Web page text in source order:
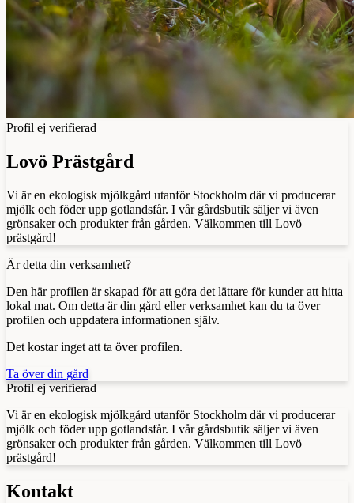
Profil ej verifierad
Lovö Prästgård
Vi är en ekologisk mjölkgård utanför Stockholm där vi producerar
mjölk och föder upp gotlandsfår. I vår gårdsbutik säljer vi även
grönsaker och produkter från gården. Välkommen till Lovö
prästgård!
Är detta din verksamhet?
Den här profilen är skapad för att göra det lättare för kunder att hitta
lokal mat. Om detta är din gård eller verksamhet kan du ta över
profilen och uppdatera informationen själv.
Det kostar inget att ta över profilen.
Ta över din gård
Profil ej verifierad
Vi är en ekologisk mjölkgård utanför Stockholm där vi producerar
mjölk och föder upp gotlandsfår. I vår gårdsbutik säljer vi även
grönsaker och produkter från gården. Välkommen till Lovö
prästgård!
Kontakt